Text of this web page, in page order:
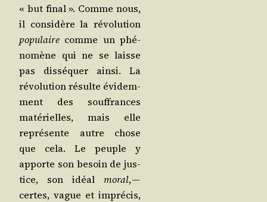
« but final ». Comme nous,
il consi­dère la révo­lu­tion
popu­laire comme un phé­
no­mène qui ne se laisse
pas dis­sé­quer ain­si. La
révo­lu­tion résulte évi­dem­
ment des souf­frances
maté­rielles, mais elle
repré­sente autre chose
que cela. Le peuple y
apporte son besoin de jus­
tice, son idéal moral, —
certes, vague et impré­cis,